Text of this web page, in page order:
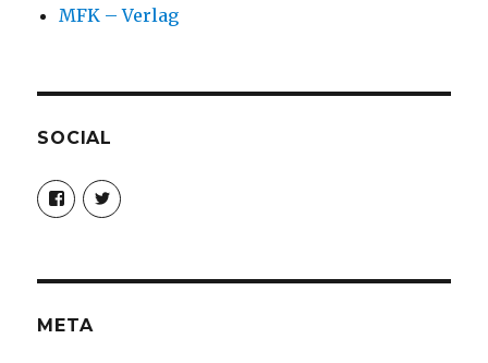
MFK – Verlag
SOCIAL
Profil
von
christoph.fleischer1
anzeigen
Profil
von
anzeigen
META